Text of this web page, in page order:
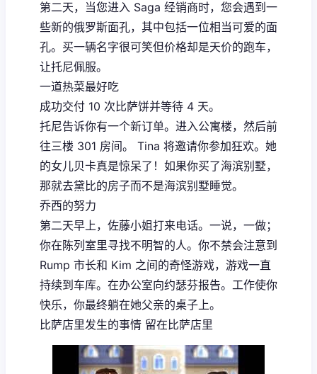
第二天，当您进入 Saga 经销商时，您会遇到一
些新的俄罗斯面孔，其中包括一位相当可爱的面
孔。买一辆名字很可笑但价格却是天价的跑车，
让托尼佩服。
一道热菜最好吃
成功交付 10 次比萨饼并等待 4 天。
托尼告诉你有一个新订单。进入公寓楼，然后前
往三楼 301 房间。 Tina 将邀请你参加狂欢。她
的女儿贝卡真是惊呆了！如果你买了海滨别墅，
那就去黛比的房子而不是海滨别墅睡觉。
乔西的努力
第二天早上，佐藤小姐打来电话。一说，一做；
你在陈列室里寻找不明智的人。你不禁会注意到
Rump 市长和 Kim 之间的奇怪游戏，游戏一直
持续到车库。在办公室向约瑟芬报告。工作使你
快乐，你最终躺在她父亲的桌子上。
比萨店里发生的事情 留在比萨店里